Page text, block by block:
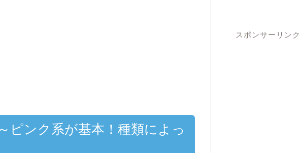
ピンク系が基本！種類によっ
スポンサーリンク